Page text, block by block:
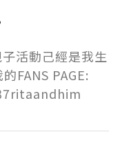
活動己經是我生
FANS PAGE: